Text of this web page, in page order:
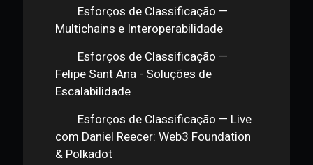
Esforços de Classificação —
Maximalismo
Esforços de Classificação —
Safiri Felix: Maximalismo
Conceitos Extras
Esforços de Classificação —